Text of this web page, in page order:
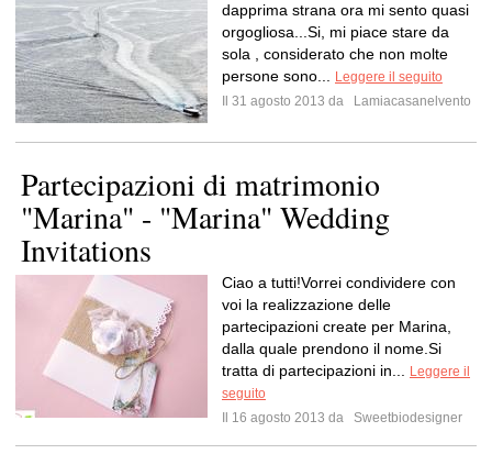
dapprima strana ora mi sento quasi
orgogliosa...Si, mi piace stare da
sola , considerato che non molte
persone sono...
Leggere il seguito
Il 31 agosto 2013 da
Lamiacasanelvento
Partecipazioni di matrimonio
"Marina" - "Marina" Wedding
Invitations
Ciao a tutti!Vorrei condividere con
voi la realizzazione delle
partecipazioni create per Marina,
dalla quale prendono il nome.Si
tratta di partecipazioni in...
Leggere il
seguito
Il 16 agosto 2013 da
Sweetbiodesigner